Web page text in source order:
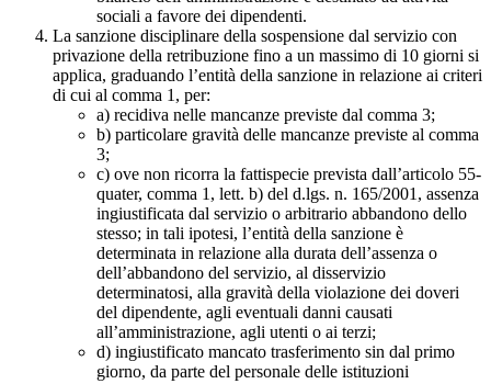
sociali a favore dei dipendenti.
La sanzione disciplinare della sospensione dal servizio con
privazione della retribuzione fino a un massimo di 10 giorni si
applica, graduando l’entità della sanzione in relazione ai criteri
di cui al comma 1, per:
a) recidiva nelle mancanze previste dal comma 3;
b) particolare gravità delle mancanze previste al comma
3;
c) ove non ricorra la fattispecie prevista dall’articolo 55-
quater, comma 1, lett. b) del d.lgs. n. 165/2001, assenza
ingiustificata dal servizio o arbitrario abbandono dello
stesso; in tali ipotesi, l’entità della sanzione è
determinata in relazione alla durata dell’assenza o
dell’abbandono del servizio, al disservizio
determinatosi, alla gravità della violazione dei doveri
del dipendente, agli eventuali danni causati
all’amministrazione, agli utenti o ai terzi;
d) ingiustificato mancato trasferimento sin dal primo
giorno, da parte del personale delle istituzioni